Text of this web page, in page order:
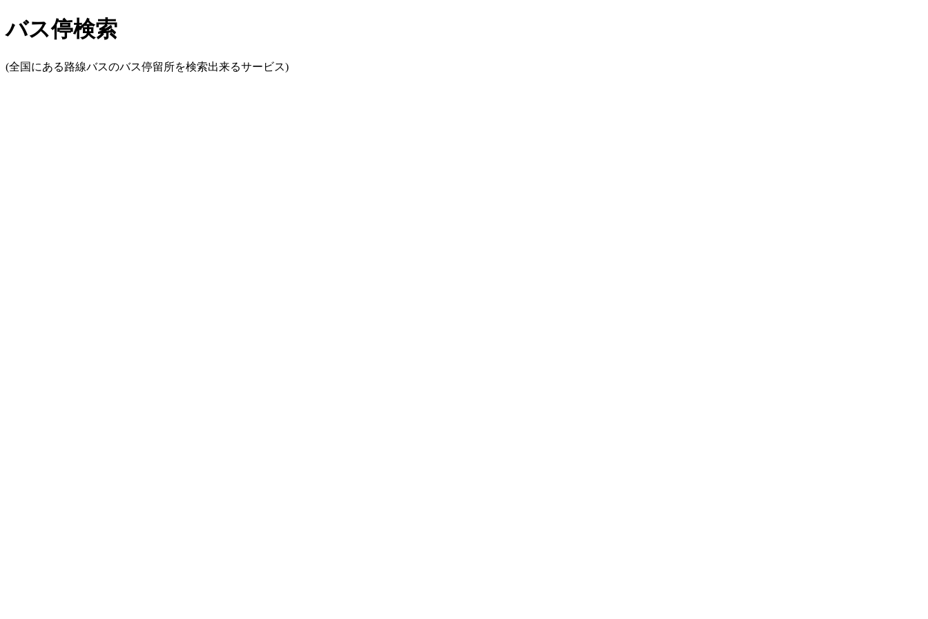
バス停検索
(全国にある路線バスのバス停留所を検索出来るサービス)